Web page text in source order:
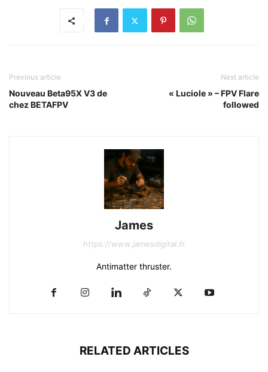
Previous article
Nouveau Beta95X V3 de
chez BETAFPV
Next article
« Luciole » – FPV Flare
followed
James
https://www.jamesdigital.fr
Antimatter thruster.
RELATED ARTICLES